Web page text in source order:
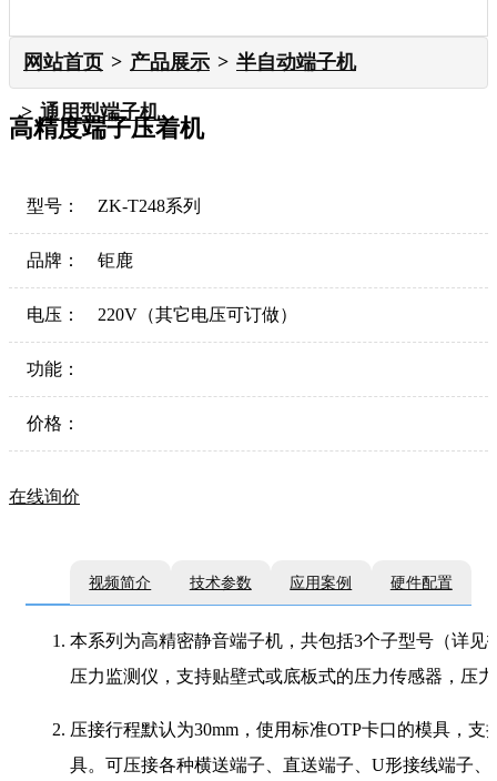
网站首页 产品展示 半自动端子机
通用型端子机
高精度端子压着机
型号： ZK-T248系列
品牌： 钜鹿
电压： 220V（其它电压可订做）
功能：
价格：
在线询价
视频简介 技术参数 应用案例 硬件配置
本系列为高精密静音端子机，共包括3个子型号（详
压力监测仪，支持贴壁式或底板式的压力传感器，压
压接行程默认为30mm，使用标准OTP卡口的模具，
具。可压接各种横送端子、直送端子、U形接线端子